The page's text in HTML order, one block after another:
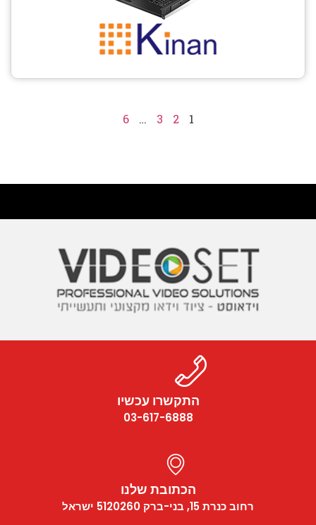
1
2
3
…
6
התקשרו עכשיו
03-617-6888
הכתובת שלנו
רחוב כנרת 15, בני-ברק 5120260 ישראל